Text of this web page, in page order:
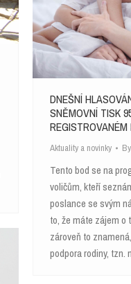
DNEŠNÍ
SNĚMOVNÍ TISK
Aktuality a novinky By
Tento bod se na
voličům, kteří
poslance se svým
to, že máte zájem o
zároveň to
podpora rodiny, tzn.